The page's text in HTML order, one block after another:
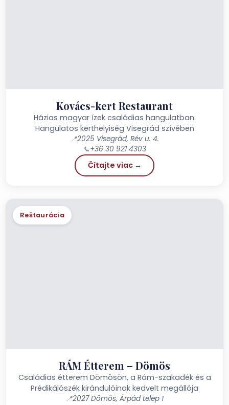
Kovács-kert Restaurant
Házias magyar ízek családias hangulatban.
Hangulatos kerthelyiség Visegrád szívében
📍2025 Visegrád, Rév u. 4.
📞+36 30 921 4303
Čítajte viac →
Reštaurácia
RÁM Étterem – Dömös
Családias étterem Dömösön, a Rám-szakadék és a
Prédikálószék kirándulóinak kedvelt megállója
📍2027 Dömös, Árpád telep 1